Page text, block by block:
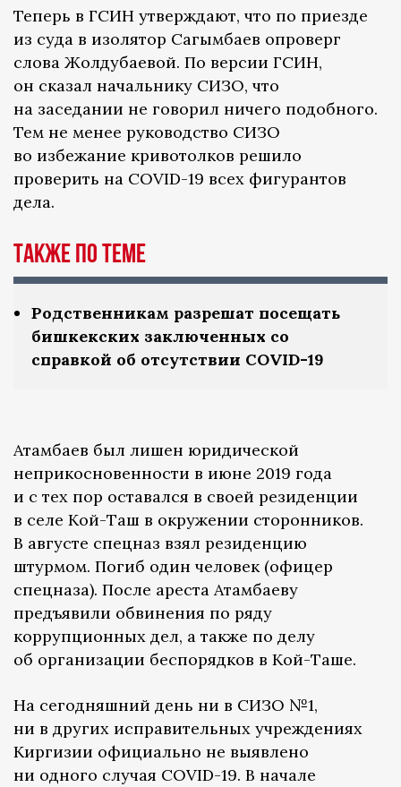
Теперь в ГСИН утверждают, что по приезде
из суда в изолятор Сагымбаев опроверг
слова Жолдубаевой. По версии ГСИН,
он сказал начальнику СИЗО, что
на заседании не говорил ничего подобного.
Тем не менее руководство СИЗО
во избежание кривотолков решило
проверить на COVID-19 всех фигурантов
дела.
Также по теме
Родственникам разрешат посещать
бишкекских заключенных со
справкой об отсутствии COVID-19
Атамбаев был лишен юридической
неприкосновенности в июне 2019 года
и с тех пор оставался в своей резиденции
в селе Кой-Таш в окружении сторонников.
В августе спецназ взял резиденцию
штурмом. Погиб один человек (офицер
спецназа). После ареста Атамбаеву
предъявили обвинения по ряду
коррупционных дел, а также по делу
об организации беспорядков в Кой-Таше.
На сегодняшний день ни в СИЗО №1,
ни в других исправительных учреждениях
Киргизии официально не выявлено
ни одного случая COVID-19. В начале